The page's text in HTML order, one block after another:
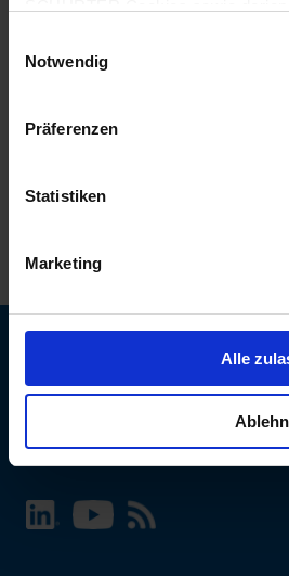
«Cookie-Einstellungen
Einstellungen werden unseren
keinen Einfluss auf die
erhalten Sie in unserer
Notwendig
Präferenzen
Statistiken
Marketing
Alle
SCHURTER Webseite und Sprache
INTERNATIONAL - Deutsch